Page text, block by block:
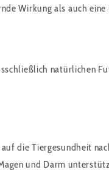
Wirkung als auch
natürlichen
die Tiergesundheit
und Darm